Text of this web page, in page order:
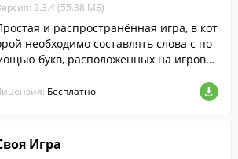
2.3.4 (55.38 МБ)
и распространённая игра, в кот
необходимо составлять слова с по
букв, расположенных на игрово
Бесплатно
Игра